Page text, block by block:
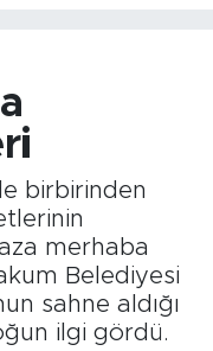
birbirinden
merhaba
Belediyesi
sahne aldığı
ilgi gördü.